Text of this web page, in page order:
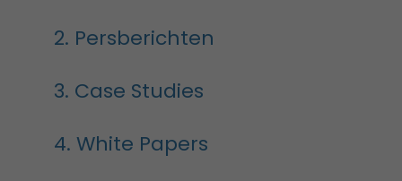
2. Persberichten
3. Case Studies
4. White Papers